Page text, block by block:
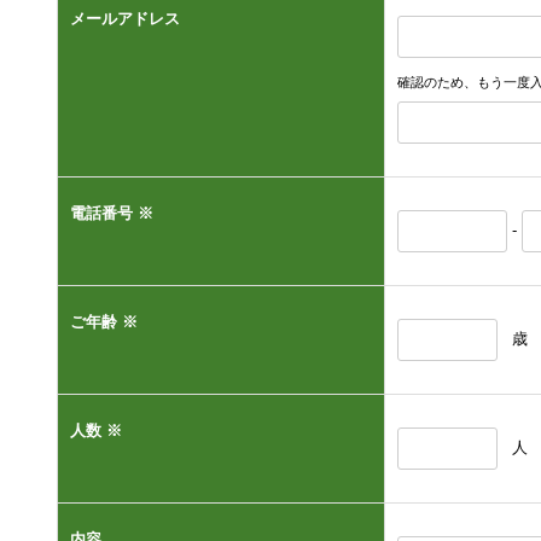
メールアドレス
確認のため、もう一度
電話番号 ※
-
ご年齢 ※
歳
人数 ※
人